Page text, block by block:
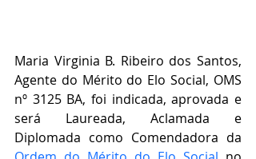
Maria Virginia B. Ribeiro dos Santos,
Agente do Mérito do Elo Social, OMS
nº 3125 BA, foi indicada, aprovada e
será Laureada, Aclamada e